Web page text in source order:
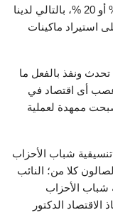
بالنسبة لمصر، وهناك مصانع تعمل بطاقة 10% أو 20 %، بالتالي لدينا
استيراد ماكينات
ونفذ بالفعل ما
عصب أى اقتصاد في
ممهدة لعملية
تنسيقية شباب الأحزاب
كلا من؛ النائب
الأحزاب
الدكتور